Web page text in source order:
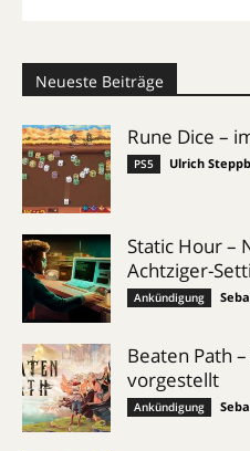
Neueste Beiträge
Rune Dice –
PS5 Ulrich
Static Hour –
Achtziger-
Ankündigung
Beaten Path –
vorgestellt
Ankündigung